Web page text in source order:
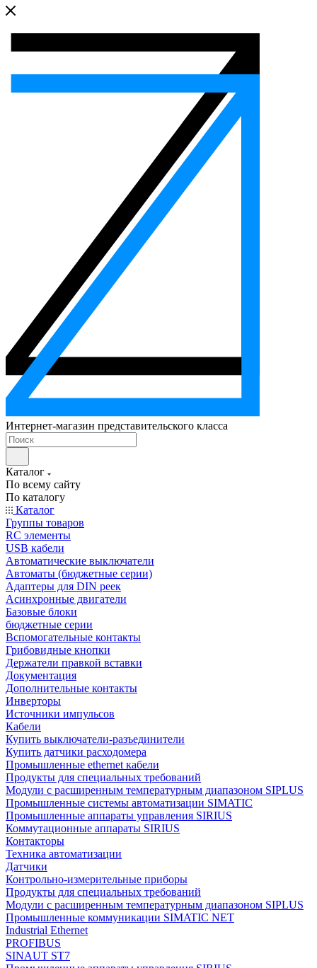
Интернет-магазин представительского класса
Каталог
По всему сайту
По каталогу
Каталог
Группы товаров
RC элементы
USB кабели
Автоматические выключатели
Автоматы (бюджетные серии)
Адаптеры для DIN реек
Асинхронные двигатели
Базовые блоки
бюджетные серии
Вспомогательные контакты
Грибовидные кнопки
Держатели правкой вставки
Документация
Дополнительные контакты
Инверторы
Источники импульсов
Кабели
Купить выключатели-разъединители
Купить датчики расходомера
Промышленные ethernet кабели
Продукты для специальных требований
Модули с расширенным температурным диапазоном SIPLUS
Промышленные системы автоматизации SIMATIC
Промышленные аппараты управления SIRIUS
Коммутационные аппараты SIRIUS
Контакторы
Техника автоматизации
Датчики
Контрольно-измерительные приборы
Продукты для специальных требований
Модули с расширенным температурным диапазоном SIPLUS
Промышленные коммуникации SIMATIC NET
Industrial Ethernet
PROFIBUS
SINAUT ST7